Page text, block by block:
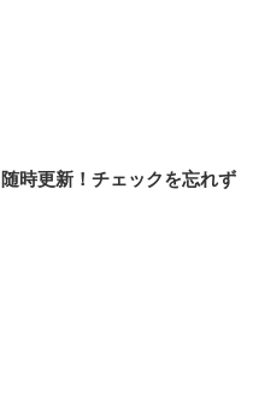
時更新！チェックを忘れず